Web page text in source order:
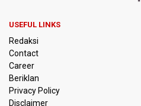
Dolar Singapura dari Bupati
Evaluasi Program MBG Usai
Massal
USEFUL LINKS
Redaksi
Contact
Career
Beriklan
Privacy Policy
Disclaimer